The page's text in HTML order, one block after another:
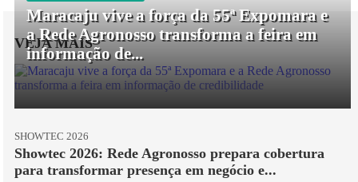
VEJA MAIS
Maracaju vive a força da 55ª Expomara e
a Rede Agronosso transforma a feira em
informação de...
SHOWTEC 2026
Showtec 2026: Rede Agronosso prepara cobertura
para transformar presença em negócio e...